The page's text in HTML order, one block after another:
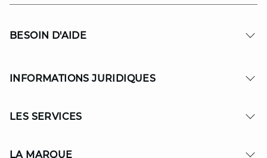
BESOIN D'AIDE
INFORMATIONS JURIDIQUES
LES SERVICES
LA MARQUE